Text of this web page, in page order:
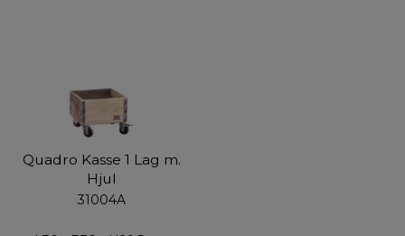
Quadro Kasse 1 Lag m.
Hjul
31004A